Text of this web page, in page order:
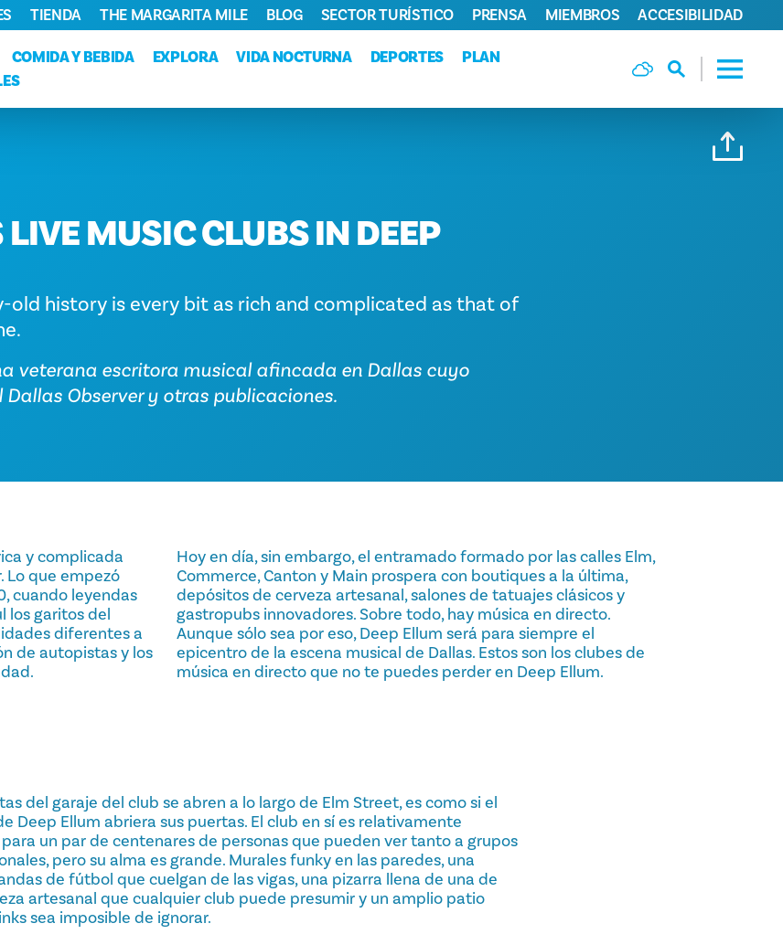
COMIDA Y BEBIDA EXPLORA VIDA NOCTURNA DEPORTES
PLAN
TIENDA THE MARGARITA MILE BLOG SECTOR TURÍSTICO PRENSA MIEMBROS ACCESIBILIDAD
MUSIC CLUBS IN DEEP
old history is every bit as rich and complicated as that of
veterana escritora musical afincada en Dallas cuyo
Observer y otras publicaciones.
y complicada
Lo que empezó
cuando leyendas
los garitos del
diferentes a
de autopistas y los
Hoy en día, sin embargo, el entramado formado por las calles Elm,
Commerce, Canton y Main prospera con boutiques a la última,
depósitos de cerveza artesanal, salones de tatuajes clásicos y
gastropubs innovadores. Sobre todo, hay música en directo.
Aunque sólo sea por eso, Deep Ellum será para siempre el
epicentro de la escena musical de Dallas. Estos son los clubes de
música en directo que no te puedes perder en Deep Ellum.
del garaje del club se abren a lo largo de Elm Street, es como si el
Deep Ellum abriera sus puertas. El club en sí es relativamente
un par de centenares de personas que pueden ver tanto a grupos
pero su alma es grande. Murales funky en las paredes, una
de fútbol que cuelgan de las vigas, una pizarra llena de una de
artesanal que cualquier club puede presumir y un amplio patio
sea imposible de ignorar.